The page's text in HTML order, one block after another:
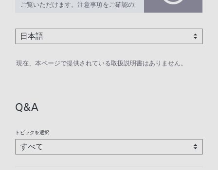
ご覧いただけます。注意事項をご確認の
現在、本ページで提供されている取扱説明書はありません。
Q&A
トピックを選択